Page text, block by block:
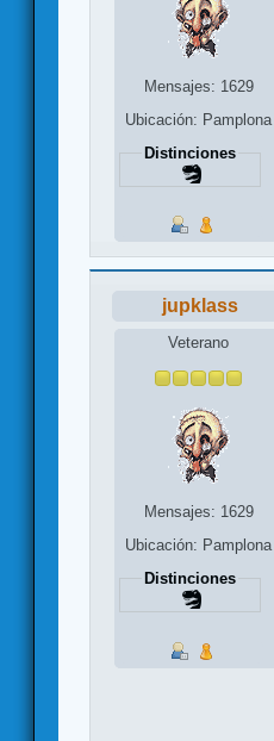
Mensajes: 1629
Ubicación: Pamplona
Distinciones
jupklass
Veterano
Mensajes: 1629
Ubicación: Pamplona
Distinciones